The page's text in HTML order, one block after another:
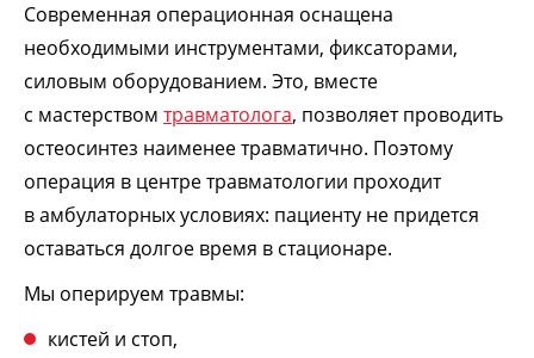
Современная операционная оснащена
необходимыми инструментами, фиксаторами,
силовым оборудованием. Это, вместе
с мастерством травматолога, позволяет проводить
остеосинтез наименее травматично. Поэтому
операция в центре травматологии проходит
в амбулаторных условиях: пациенту не придется
оставаться долгое время в стационаре.
Мы оперируем травмы:
кистей и стоп,